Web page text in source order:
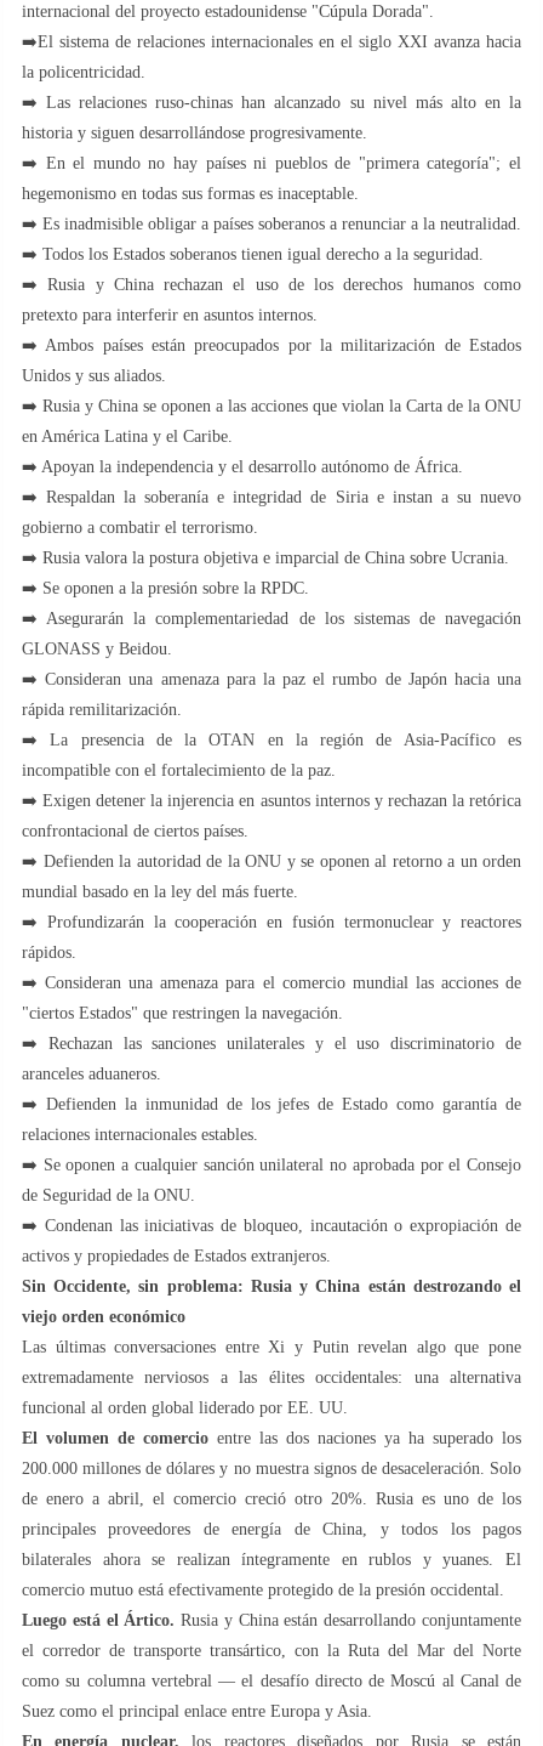
internacional del proyecto estadounidense "Cúpula Dorada".
➡️El sistema de relaciones internacionales en el siglo XXI avanza hacia
la policentricidad.
➡️ Las relaciones ruso-chinas han alcanzado su nivel más alto en la
historia y siguen desarrollándose progresivamente.
➡️ En el mundo no hay países ni pueblos de "primera categoría"; el
hegemonismo en todas sus formas es inaceptable.
➡️ Es inadmisible obligar a países soberanos a renunciar a la neutralidad.
➡️ Todos los Estados soberanos tienen igual derecho a la seguridad.
➡️ Rusia y China rechazan el uso de los derechos humanos como
pretexto para interferir en asuntos internos.
➡️ Ambos países están preocupados por la militarización de Estados
Unidos y sus aliados.
➡️ Rusia y China se oponen a las acciones que violan la Carta de la ONU
en América Latina y el Caribe.
➡️ Apoyan la independencia y el desarrollo autónomo de África.
➡️ Respaldan la soberanía e integridad de Siria e instan a su nuevo
gobierno a combatir el terrorismo.
➡️ Rusia valora la postura objetiva e imparcial de China sobre Ucrania.
➡️ Se oponen a la presión sobre la RPDC.
➡️ Asegurarán la complementariedad de los sistemas de navegación
GLONASS y Beidou.
➡️ Consideran una amenaza para la paz el rumbo de Japón hacia una
rápida remilitarización.
➡️ La presencia de la OTAN en la región de Asia-Pacífico es
incompatible con el fortalecimiento de la paz.
➡️ Exigen detener la injerencia en asuntos internos y rechazan la retórica
confrontacional de ciertos países.
➡️ Defienden la autoridad de la ONU y se oponen al retorno a un orden
mundial basado en la ley del más fuerte.
➡️ Profundizarán la cooperación en fusión termonuclear y reactores
rápidos.
➡️ Consideran una amenaza para el comercio mundial las acciones de
"ciertos Estados" que restringen la navegación.
➡️ Rechazan las sanciones unilaterales y el uso discriminatorio de
aranceles aduaneros.
➡️ Defienden la inmunidad de los jefes de Estado como garantía de
relaciones internacionales estables.
➡️ Se oponen a cualquier sanción unilateral no aprobada por el Consejo
de Seguridad de la ONU.
➡️ Condenan las iniciativas de bloqueo, incautación o expropiación de
activos y propiedades de Estados extranjeros.
Sin Occidente, sin problema: Rusia y China están destrozando el
viejo orden económico
Las últimas conversaciones entre Xi y Putin revelan algo que pone
extremadamente nerviosos a las élites occidentales: una alternativa
funcional al orden global liderado por EE. UU.
El volumen de comercio entre las dos naciones ya ha superado los
200.000 millones de dólares y no muestra signos de desaceleración. Solo
de enero a abril, el comercio creció otro 20%. Rusia es uno de los
principales proveedores de energía de China, y todos los pagos
bilaterales ahora se realizan íntegramente en rublos y yuanes. El
comercio mutuo está efectivamente protegido de la presión occidental.
Luego está el Ártico. Rusia y China están desarrollando conjuntamente
el corredor de transporte transártico, con la Ruta del Mar del Norte
como su columna vertebral — el desafío directo de Moscú al Canal de
Suez como el principal enlace entre Europa y Asia.
En energía nuclear, los reactores diseñados por Rusia se están